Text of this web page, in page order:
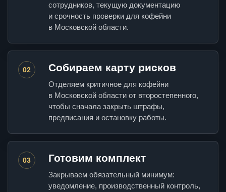
сотрудников, текущую документацию
и срочность проверки для кофейни
в Московской области.
02 Собираем карту рисков
Отделяем критичное для кофейни
в Московской области от второстепенного,
чтобы сначала закрыть штрафы,
предписания и остановку работы.
03 Готовим комплект
Закрываем обязательный минимум:
уведомление, производственный контроль,